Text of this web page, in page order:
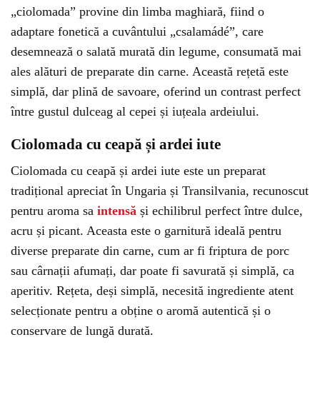
„ciolomada” provine din limba maghiară, fiind o
adaptare fonetică a cuvântului „csalamádé”, care
desemnează o salată murată din legume, consumată mai
ales alături de preparate din carne. Această rețetă este
simplă, dar plină de savoare, oferind un contrast perfect
între gustul dulceag al cepei și iuțeala ardeiului.
Ciolomada cu ceapă și ardei iute
Ciolomada cu ceapă și ardei iute este un preparat
tradițional apreciat în Ungaria și Transilvania, recunoscut
pentru aroma sa intensă și echilibrul perfect între dulce,
acru și picant. Aceasta este o garnitură ideală pentru
diverse preparate din carne, cum ar fi friptura de porc
sau cârnații afumați, dar poate fi savurată și simplă, ca
aperitiv. Rețeta, deși simplă, necesită ingrediente atent
selecționate pentru a obține o aromă autentică și o
conservare de lungă durată.